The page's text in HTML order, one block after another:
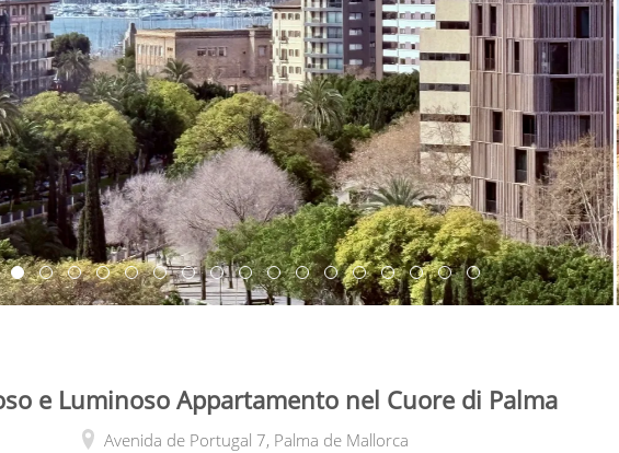
e Luminoso Appartamento nel Cuore di Palma
Avenida de Portugal 7, Palma de Mallorca